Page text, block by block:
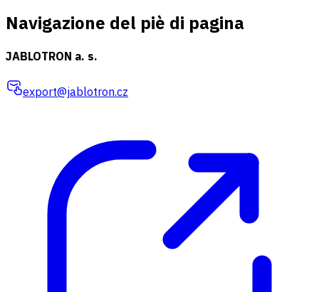
Navigazione del piè di pagina
JABLOTRON a. s.
export@jablotron.cz